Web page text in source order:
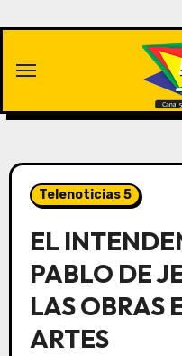
contenido
Telenoticias 5
EL
PABLO DE
LAS OBRAS
ARTES